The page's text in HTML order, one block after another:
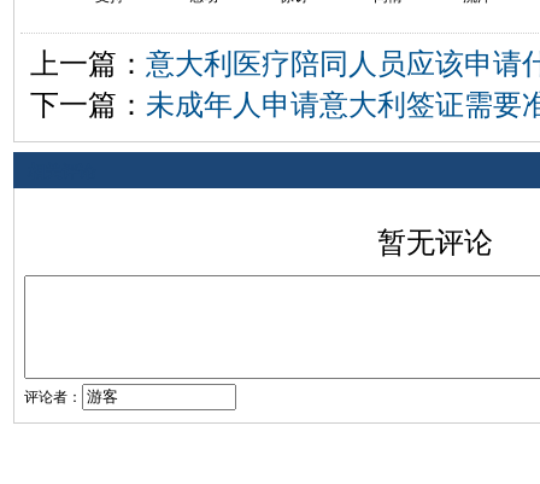
上一篇： 意大利医疗陪同人员应该申请
下一篇： 未成年人申请意大利签证需要
暂无评论
评论者：